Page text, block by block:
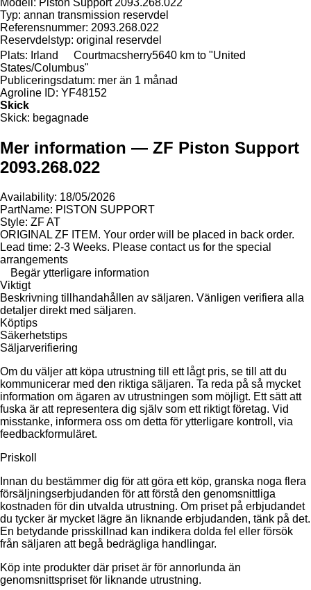
Typ: annan transmission reservdel
Referensnummer: 2093.268.022
Reservdelstyp: original reservdel
Plats: Irland Courtmacsherry5640 km to "United
States/Columbus"
Publiceringsdatum: mer än 1 månad
Agroline ID: YF48152
Skick
Skick: begagnade
Mer information — ZF Piston Support
2093.268.022
Availability: 18/05/2026
PartName: PISTON SUPPORT
Style: ZF AT
ORIGINAL ZF ITEM. Your order will be placed in back order.
Lead time: 2-3 Weeks. Please contact us for the special
arrangements
Begär ytterligare information
Viktigt
Beskrivning tillhandahållen av säljaren. Vänligen verifiera alla
detaljer direkt med säljaren.
Köptips
Säkerhetstips
Säljarverifiering
Om du väljer att köpa utrustning till ett lågt pris, se till att du
kommunicerar med den riktiga säljaren. Ta reda på så mycket
information om ägaren av utrustningen som möjligt. Ett sätt att
fuska är att representera dig själv som ett riktigt företag. Vid
misstanke, informera oss om detta för ytterligare kontroll, via
feedbackformuläret.
Priskoll
Innan du bestämmer dig för att göra ett köp, granska noga flera
försäljningserbjudanden för att förstå den genomsnittliga
kostnaden för din utvalda utrustning. Om priset på erbjudandet
du tycker är mycket lägre än liknande erbjudanden, tänk på det.
En betydande prisskillnad kan indikera dolda fel eller försök
från säljaren att begå bedrägliga handlingar.
Köp inte produkter där priset är för annorlunda än
genomsnittspriset för liknande utrustning.